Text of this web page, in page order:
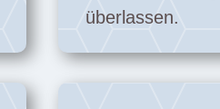
überlassen.